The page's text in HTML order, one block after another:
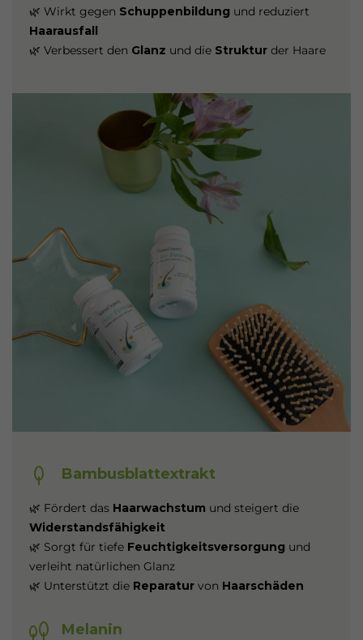
🌿 Wirkt gegen Schuppenbildung und reduziert
Haarausfall
🌿 Verbessert den Glanz und die Strukturder Haare
Bambusblattextrakt
🌿 Fördert das Haarwachstum und steigert die
Widerstandsfähigkeit
🌿 Sorgt für tiefe Feuchtigkeitsversorgung und
verleiht natürlichen Glanz
🌿 Unterstützt die Reparaturvon Haarschäden
Melanin